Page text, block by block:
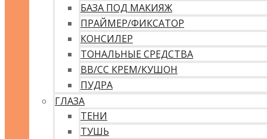
БАЗА ПОД МАКИЯЖ
ПРАЙМЕР/ФИКСАТОР
КОНСИЛЕР
ТОНАЛЬНЫЕ СРЕДСТВА
ВВ/CC КРЕМ/КУШОН
ПУДРА
ГЛАЗА
ТЕНИ
ТУШЬ